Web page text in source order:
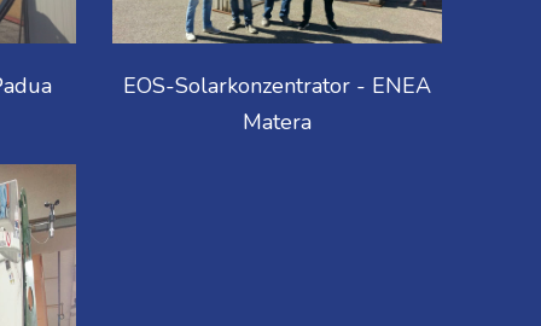
EOS-Solarkonzentrator - ENEA
Matera